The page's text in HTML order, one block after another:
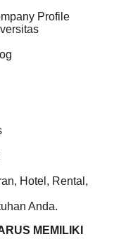
Profile
Hotel, Rental,
Anda.
MEMILIKI